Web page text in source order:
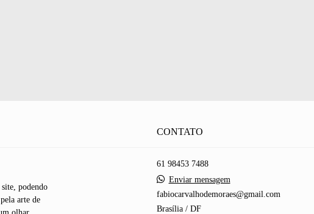
podendo
arte de
CONTATO
61 98453 7488
Enviar mensagem
fabiocarvalhodemoraes@gmail.com
Brasília / DF